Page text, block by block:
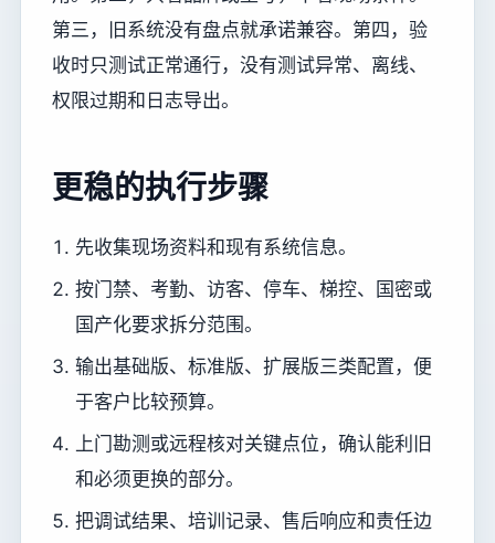
第三，旧系统没有盘点就承诺兼容。第四，验
收时只测试正常通行，没有测试异常、离线、
权限过期和日志导出。
更稳的执行步骤
先收集现场资料和现有系统信息。
按门禁、考勤、访客、停车、梯控、国密或
国产化要求拆分范围。
输出基础版、标准版、扩展版三类配置，便
于客户比较预算。
上门勘测或远程核对关键点位，确认能利旧
和必须更换的部分。
把调试结果、培训记录、售后响应和责任边